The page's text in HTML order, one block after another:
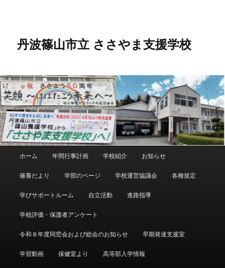
ツ
へ
移
動
へ
移
動
丹波篠山市立 ささやま支援学校
ホーム 年間行事計画 学校紹介 お知らせ
篠養だより 学部のページ 学校運営協議会 各種規定
学びサポートルーム 自立活動 進路指導
学校評価・保護者アンケート
令和８年度同窓会および総会のお知らせ 早期発達支援室
学習動画 保健室より 高等部入学情報